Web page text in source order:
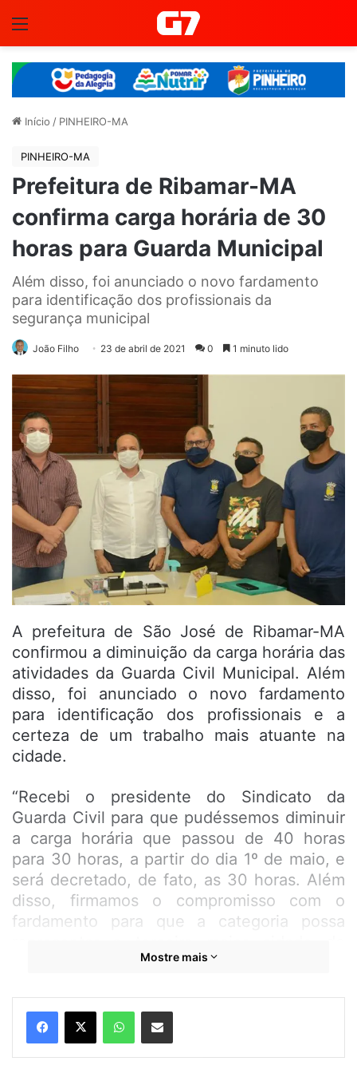
Início / PINHEIRO-MA
PINHEIRO-MA
Prefeitura de Ribamar-MA
confirma carga horária de 30
horas para Guarda Municipal
Além disso, foi anunciado o novo fardamento
para identificação dos profissionais da
segurança municipal
João Filho 23 de abril de 2021 0 1 minuto lido
A prefeitura de São José de Ribamar-MA
confirmou a diminuição da carga horária das
atividades da Guarda Civil Municipal. Além
disso, foi anunciado o novo fardamento
para identificação dos profissionais e a
certeza de um trabalho mais atuante na
cidade.
“Recebi o presidente do Sindicato da
Guarda Civil para que pudéssemos diminuir
a carga horária que passou de 40 horas
para 30 horas, a partir do dia 1º de maio, e
será decretado, de fato, as 30 horas. Além
disso, firmamos o compromisso com o
fardamento para que a categoria possa
Maranhão”, disse o prefeito Dr. Julinho.
Para o presidente do Sindicato da Guarda
Civil, Mauro Corrêa, agora a guarda está
sendo mais valorizada e isso motiva para
Mostre mais